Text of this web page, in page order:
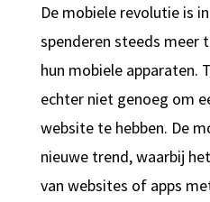
De mobiele revolutie is
spenderen steeds meer
hun mobiele apparaten.
echter niet genoeg om
website te hebben. De
nieuwe trend, waarbij
van websites of apps